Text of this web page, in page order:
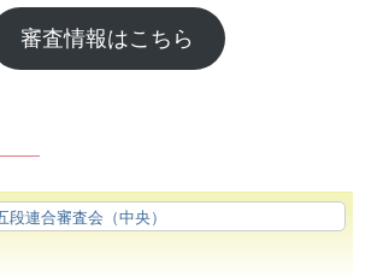
審査情報はこちら
段連合審査会（中央）